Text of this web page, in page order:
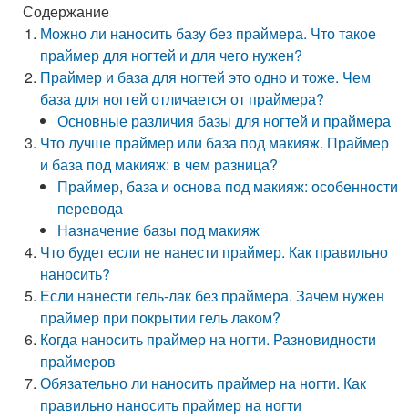
Содержание
Можно ли наносить базу без праймера. Что такое
праймер для ногтей и для чего нужен?
Праймер и база для ногтей это одно и тоже. Чем
база для ногтей отличается от праймера?
Основные различия базы для ногтей и праймера
Что лучше праймер или база под макияж. Праймер
и база под макияж: в чем разница?
Праймер, база и основа под макияж: особенности
перевода
Назначение базы под макияж
Что будет если не нанести праймер. Как правильно
наносить?
Если нанести гель-лак без праймера. Зачем нужен
праймер при покрытии гель лаком?
Когда наносить праймер на ногти. Разновидности
праймеров
Обязательно ли наносить праймер на ногти. Как
правильно наносить праймер на ногти